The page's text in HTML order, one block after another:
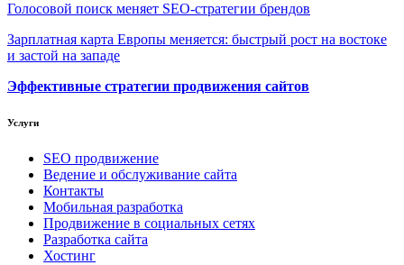
Голосовой поиск меняет SEO-стратегии брендов
Зарплатная карта Европы меняется: быстрый рост на востоке
и застой на западе
Эффективные стратегии продвижения сайтов
Услуги
SEO продвижение
Ведение и обслуживание сайта
Контакты
Мобильная разработка
Продвижение в социальных сетях
Разработка сайта
Хостинг